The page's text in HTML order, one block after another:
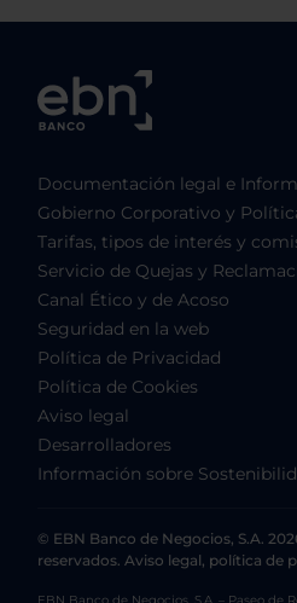
Documentación legal e
Gobierno Corporativo y
Tarifas, tipos de interés y
Servicio de Quejas y
Canal Ético y de Acoso
Seguridad en la web
Política de Privacidad
Política de Cookies
Aviso legal
Desarrolladores
Información sobre
© EBN Banco de Negocios, S.A.
reservados. Aviso legal, política de